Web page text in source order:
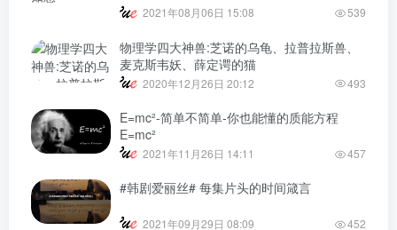
2021年08月06日 15:08 539
物理学四大神兽:芝诺的乌龟、拉普拉斯兽、
麦克斯韦妖、薛定谔的猫
2020年12月26日 20:12 493
E=mc²-简单不简单-你也能懂的质能方程
E=mc²
2021年11月26日 14:11 457
#韩剧爱丽丝# 每集片头的时间箴言
2021年09月29日 08:09 452